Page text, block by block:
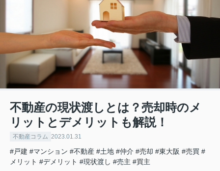
不動産の現状渡しとは？売却時のメ
リットとデメリットも解説！
不動産コラム 2023.01.31
#戸建 #マンション #不動産 #土地 #仲介 #売却 #東大阪 #売買 #
メリット #デメリット #現状渡し #売主 #買主